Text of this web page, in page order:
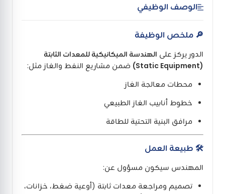
الوصف الوظيفي
🔎 ملخص الوظيفة
الدور يركز على الهندسة الميكانيكية للمعدات الثابتة
(Static Equipment)
ضمن مشاريع النفط والغاز مثل:
محطات معالجة الغاز
خطوط أنابيب الغاز الطبيعي
مرافق البنية التحتية للطاقة
🛠️ طبيعة العمل
المهندس سيكون مسؤول عن:
تصميم ومراجعة معدات ثابتة (أوعية ضغط، خزانات،